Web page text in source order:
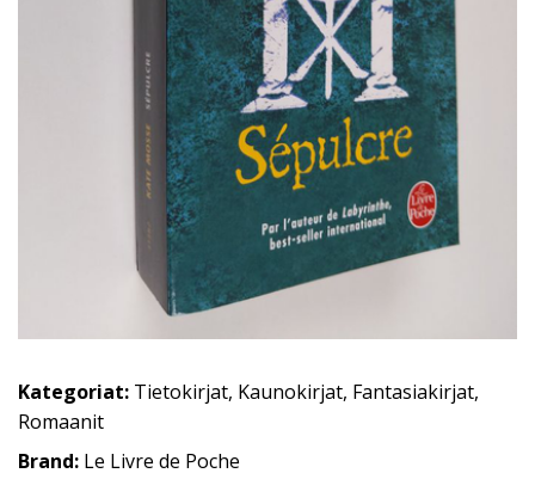
Kategoriat: Tietokirjat, Kaunokirjat, Fantasiakirjat,
Romaanit
Brand: Le Livre de Poche